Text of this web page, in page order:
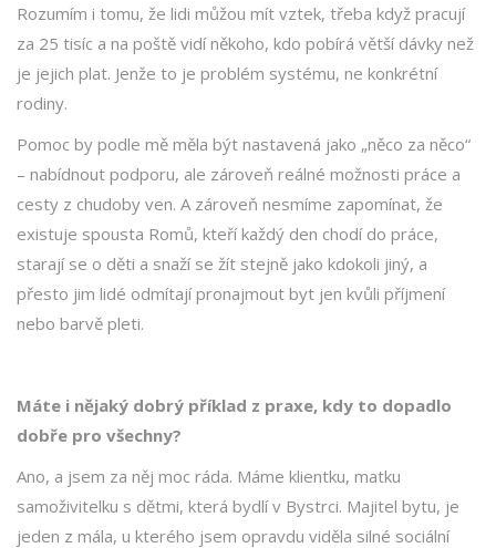
Rozumím i tomu, že lidi můžou mít vztek, třeba když pracují
za 25 tisíc a na poště vidí někoho, kdo pobírá větší dávky než
je jejich plat. Jenže to je problém systému, ne konkrétní
rodiny.
Pomoc by podle mě měla být nastavená jako „něco za něco“
– nabídnout podporu, ale zároveň reálné možnosti práce a
cesty z chudoby ven. A zároveň nesmíme zapomínat, že
existuje spousta Romů, kteří každý den chodí do práce,
starají se o děti a snaží se žít stejně jako kdokoli jiný, a
přesto jim lidé odmítají pronajmout byt jen kvůli příjmení
nebo barvě pleti.
Máte i nějaký dobrý příklad z praxe, kdy to dopadlo
dobře pro všechny?
Ano, a jsem za něj moc ráda. Máme klientku, matku
samoživitelku s dětmi, která bydlí v Bystrci. Majitel bytu, je
jeden z mála, u kterého jsem opravdu viděla silné sociální